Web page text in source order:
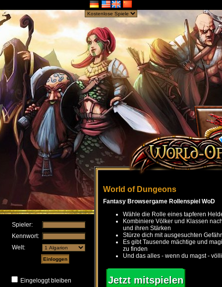
Spieler:
Kennwort:
Welt:
Eingeloggt bleiben
World of Dungeons
Fantasy Browsergame Rollenspiel WoD
Wähle die Rolle eines tapferen
Kombiniere Völker und Klassen
und ihren Stärken
Stürze dich mit ausgesuchten
Es gibt Tausende mächtige und
zu finden
Und das alles - wenn du magst -
Jetzt mitspielen